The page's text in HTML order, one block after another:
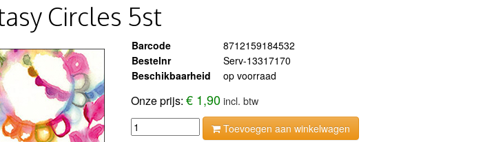
Circles 5st
Barcode
8712159184532
Bestelnr
Serv-13317170
Beschikbaarheid
op voorraad
Onze prijs:€ 1,90 incl. btw
Toevoegen aan winkelwagen